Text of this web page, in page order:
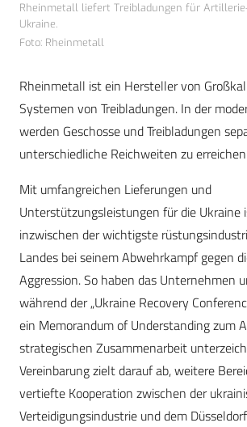
Rheinmetall liefert Treibladungen für
Ukraine.
Foto: Rheinmetall
Rheinmetall ist ein Hersteller von
Systemen von Treibladungen. In der
werden Geschosse und Treibladungen
unterschiedliche Reichweiten zu
Mit umfangreichen Lieferungen und
Unterstützungsleistungen für die Ukraine
inzwischen der wichtigste
Landes bei seinem Abwehrkampf gegen
Aggression. So haben das Unternehmen
während der „Ukraine Recovery
ein Memorandum of Understanding zum
strategischen Zusammenarbeit
Vereinbarung zielt darauf ab, weitere
vertiefte Kooperation zwischen der
Verteidigungsindustrie und dem